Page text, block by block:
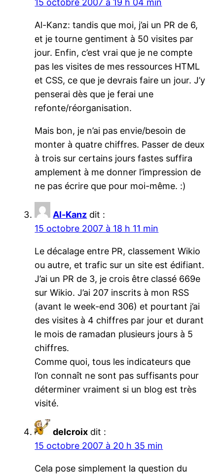
15 octobre 2007 à 19 h 04 min
Al-Kanz: tandis que moi, j’ai un PR de 6,
et je tourne gentiment à 50 visites par
jour. Enfin, c’est vrai que je ne compte
pas les visites de mes ressources HTML
et CSS, ce que je devrais faire un jour. J’y
penserai dès que je ferai une
refonte/réorganisation.
Mais bon, je n’ai pas envie/besoin de
monter à quatre chiffres. Passer de deux
à trois sur certains jours fastes suffira
amplement à me donner l’impression de
ne pas écrire que pour moi-même. :)
Al-Kanz dit :
15 octobre 2007 à 18 h 11 min
Le décalage entre PR, classement Wikio
ou autre, et trafic sur un site est édifiant.
J’ai un PR de 3, je crois être classé 669e
sur Wikio. J’ai 207 inscrits à mon RSS
(avant le week-end 306) et pourtant j’ai
des visites à 4 chiffres par jour et durant
le mois de ramadan plusieurs jours à 5
chiffres.
Comme quoi, tous les indicateurs que
l’on connaît ne sont pas suffisants pour
déterminer vraiment si un blog est très
visité.
delcroix dit :
15 octobre 2007 à 20 h 35 min
Cela pose simplement la question du